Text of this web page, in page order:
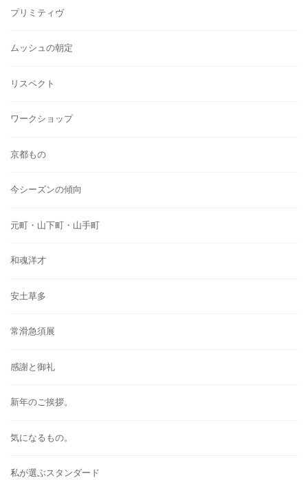
プリミティヴ
ムッシュの朝定
リスペクト
ワークショップ
京都もの
今シーズンの傾向
元町・山下町・山手町
和魂洋才
安土草多
常滑急須展
感謝と御礼
新年のご挨拶。
気になるもの。
私が選ぶスタンダード